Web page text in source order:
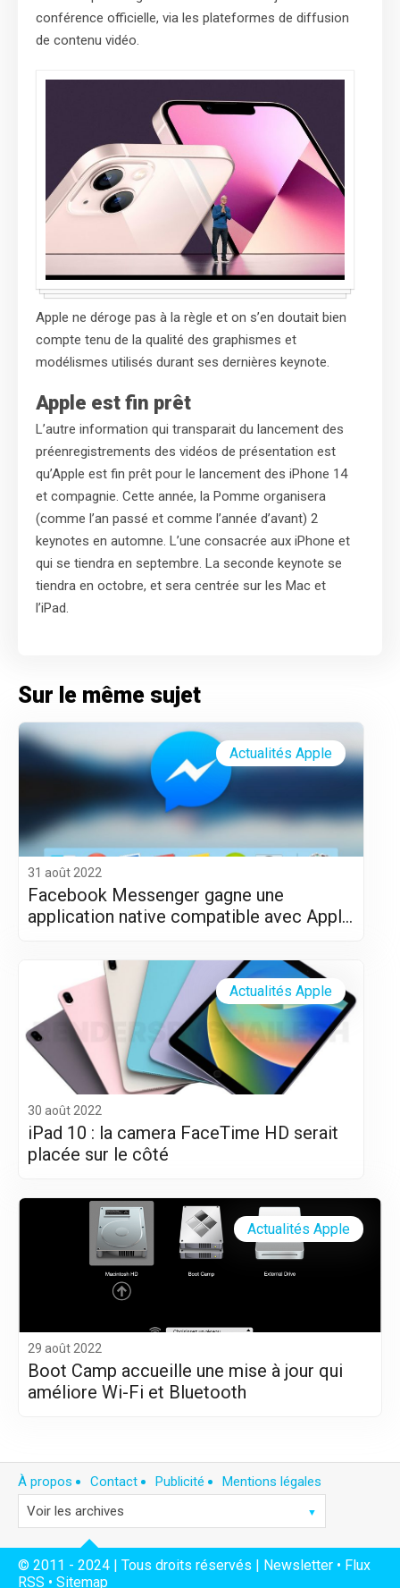
conférence officielle, via les plateformes de diffusion
de contenu vidéo.
Apple ne déroge pas à la règle et on s’en doutait bien
compte tenu de la qualité des graphismes et
modélismes utilisés durant ses dernières keynote.
Apple est fin prêt
L’autre information qui transparait du lancement des
préenregistrements des vidéos de présentation est
qu’Apple est fin prêt pour le lancement des iPhone 14
et compagnie. Cette année, la Pomme organisera
(comme l’an passé et comme l’année d’avant) 2
keynotes en automne. L’une consacrée aux iPhone et
qui se tiendra en septembre. La seconde keynote se
tiendra en octobre, et sera centrée sur les Mac et
l’iPad.
Sur le même sujet
31 août 2022
Facebook Messenger gagne une
application native compatible avec Apple
Actualités Apple
30 août 2022
iPad 10 : la camera FaceTime HD serait
placée sur le côté
Actualités Apple
29 août 2022
Boot Camp accueille une mise à jour qui
améliore Wi-Fi et Bluetooth
Actualités Apple
À propos Contact Publicité Mentions légales
© 2011 - 2024 | Tous droits réservés | Newsletter • Flux
RSS • Sitemap